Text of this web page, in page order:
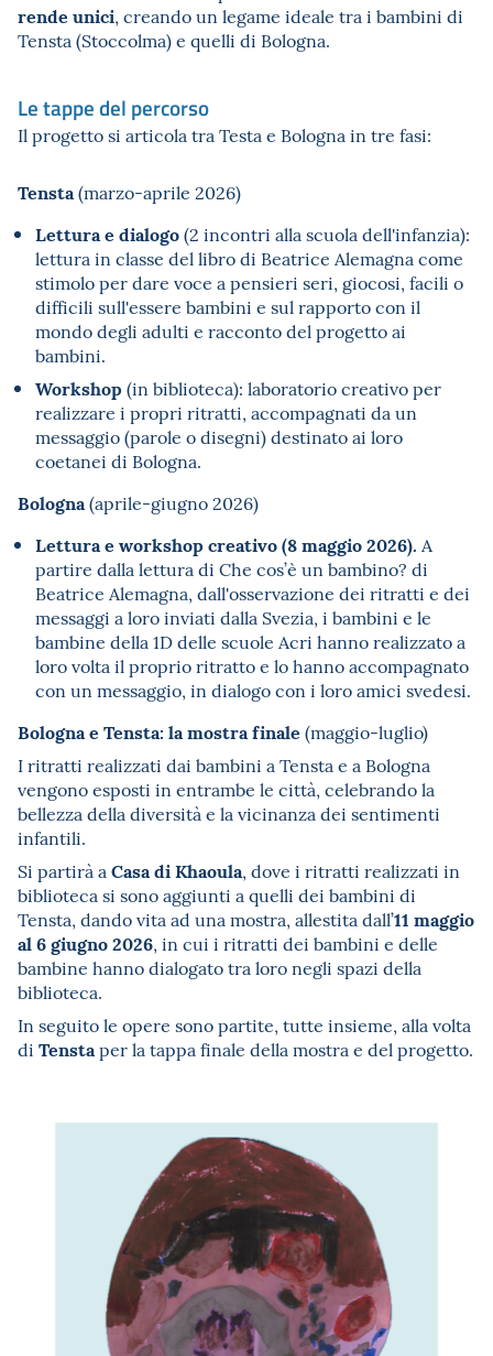
rende unici, creando un legame ideale tra i bambini di
Tensta (Stoccolma) e quelli di Bologna.
Le tappe del percorso
Il progetto si articola tra Testa e Bologna in tre fasi:
Tensta(marzo-aprile 2026)
Lettura e dialogo(2 incontri alla scuola dell'infanzia):
lettura in classe del libro di Beatrice Alemagna come
stimolo per dare voce a pensieri seri, giocosi, facili o
difficili sull'essere bambini e sul rapporto con il
mondo degli adulti e racconto del progetto ai
bambini.
Workshop (in biblioteca): laboratorio creativo per
realizzare i propri ritratti, accompagnati da un
messaggio (parole o disegni) destinato ai loro
coetanei di Bologna.
Bologna(aprile-giugno 2026)
Lettura e workshop creativo (8 maggio 2026). A
partire dalla lettura di Che cos’è un bambino? di
Beatrice Alemagna, dall'osservazione dei ritratti e dei
messaggi a loro inviati dalla Svezia, i bambini e le
bambine della 1D delle scuole Acri hanno realizzato a
loro volta il proprio ritratto e lo hanno accompagnato
con un messaggio, in dialogo con i loro amici svedesi.
Bologna e Tensta: la mostra finale (maggio-luglio)
I ritratti realizzati dai bambini a Tensta e a Bologna
vengono esposti in entrambe le città, celebrando la
bellezza della diversità e la vicinanza dei sentimenti
infantili.
Si partirà a Casa di Khaoula, dove i ritratti realizzati in
biblioteca si sono aggiunti a quelli dei bambini di
Tensta, dando vita ad una mostra, allestita dall’11 maggio
al 6 giugno 2026, in cui i ritratti dei bambini e delle
bambine hanno dialogato tra loro negli spazi della
biblioteca.
In seguito le opere sono partite, tutte insieme, alla volta
di Tenstaper la tappa finale della mostra e del progetto.